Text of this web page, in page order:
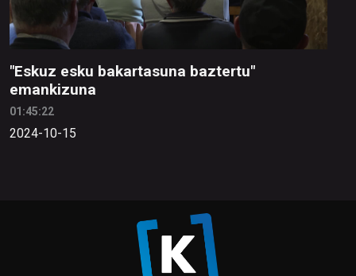
"Eskuz esku bakartasuna baztertu"
emankizuna
01:45:22
2024-10-15